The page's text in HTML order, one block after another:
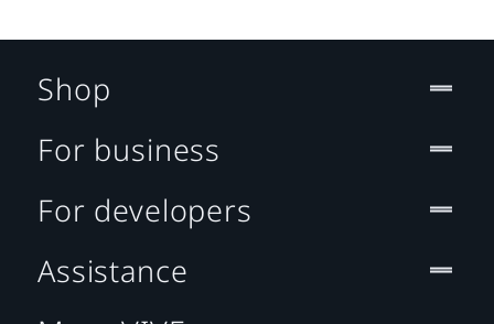
Shop
For business
For developers
Assistance